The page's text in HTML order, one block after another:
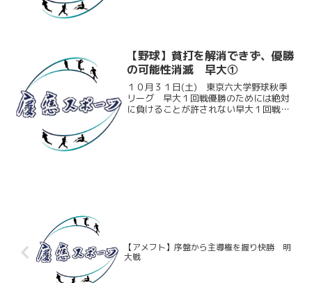
【野球】貧打を解消できず、優勝
の可能性消滅 早大①
１０月３１日(土) 東京六大学野球秋季
リーグ 早大１回戦優勝のためには絶対
に負けることが許されない早大１回戦。
【アメフト】序盤から主導権を握り快勝 明
大戦